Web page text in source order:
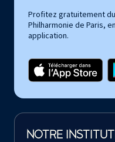
Profitez gratuitement
Philharmonie de Paris,
application.
NOTRE